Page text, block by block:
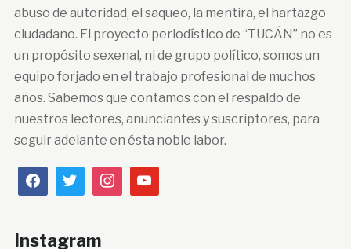
abuso de autoridad, el saqueo, la mentira, el hartazgo
ciudadano. El proyecto periodístico de “TUCÁN” no es
un propósito sexenal, ni de grupo político, somos un
equipo forjado en el trabajo profesional de muchos
años. Sabemos que contamos con el respaldo de
nuestros lectores, anunciantes y suscriptores, para
seguir adelante en ésta noble labor.
Instagram